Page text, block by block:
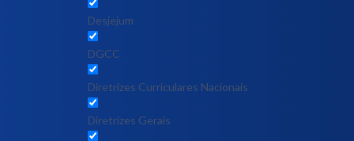
Desjejum
DGCC
Diretrizes Curriculares Nacionais
Diretrizes Gerais